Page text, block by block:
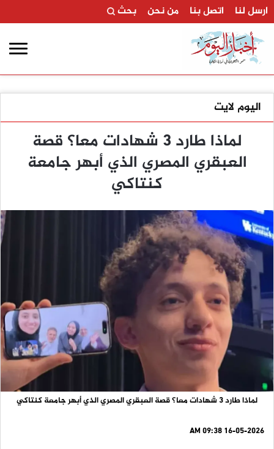
ارسل لنا اتصل بنا من نحن بحث
اليوم لايت
لماذا طارد 3 شهادات معا؟ قصة
العبقري المصري الذي أبهر جامعة
كنتاكي
لماذا طارد 3 شهادات معا؟ قصة العبقري المصري الذي أبهر جامعة كنتاكي
16-05-2026 09:38 AM